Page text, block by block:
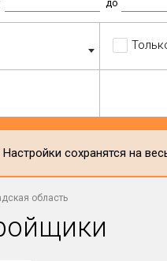
до
сохранятся на
область